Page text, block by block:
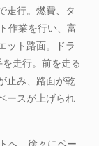
走行。燃費、タ
作業を行い、富
ット路面。ドラ
走行。前を走る
止み、路面が乾
ースが上げられ
へ。徐々にペー